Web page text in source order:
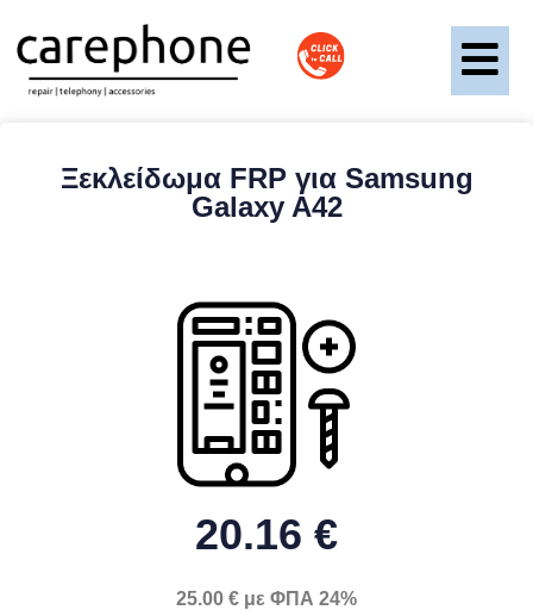
Ξεκλείδωμα FRP για Samsung
Galaxy A42
20.16 €
25.00 € με ΦΠΑ 24%